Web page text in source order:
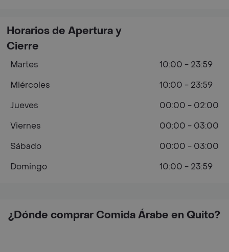
¿Dónde comprar Comida Árabe en Quito?
Horarios de Apertura y
Cierre
Martes
10:00 - 23:59
Miércoles
10:00 - 23:59
Jueves
00:00 - 02:00
Viernes
00:00 - 03:00
Sábado
00:00 - 03:00
Domingo
10:00 - 23:59